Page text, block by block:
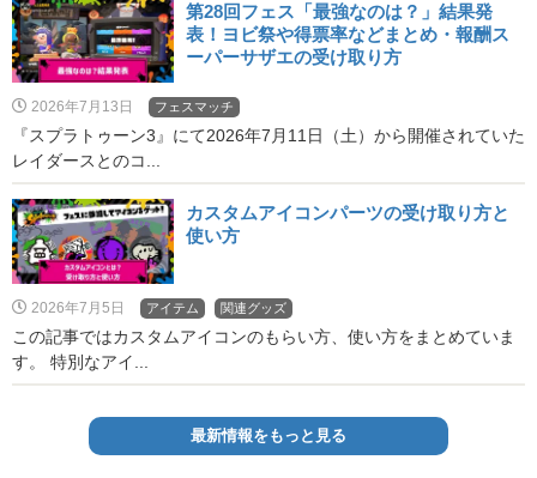
第28回フェス「最強なのは？」結果発
表！ヨビ祭や得票率などまとめ・報酬ス
ーパーサザエの受け取り方
2026年7月13日 フェスマッチ
『スプラトゥーン3』にて2026年7月11日（土）から開催されていた
レイダースとのコ...
カスタムアイコンパーツの受け取り方と
使い方
2026年7月5日 アイテム 関連グッズ
この記事ではカスタムアイコンのもらい方、使い方をまとめていま
す。 特別なアイ...
最新情報をもっと見る